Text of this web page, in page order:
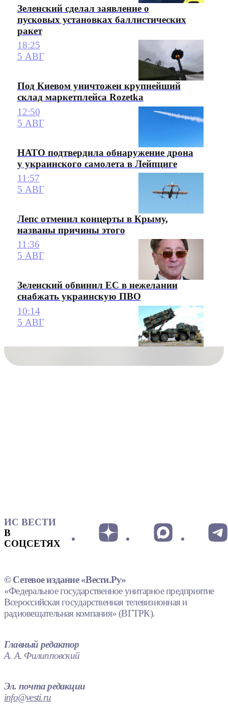
Зеленский сделал заявление о
пусковых установках баллистических
ракет
18:25
5 АВГ
Под Киевом уничтожен крупнейший
склад маркетплейса Rozetka
12:50
5 АВГ
НАТО подтвердила обнаружение дрона
у украинского самолета в Лейпциге
11:57
5 АВГ
Лепс отменил концерты в Крыму,
названы причины этого
11:36
5 АВГ
Зеленский обвинил ЕС в нежелании
снабжать украинскую ПВО
10:14
5 АВГ
ИС ВЕСТИ
В
СОЦСЕТЯХ
© Сетевое издание «Вести.Ру»
«Федеральное государственное унитарное предприятие
Всероссийская государственная телевизионная и
радиовещательная компания» (ВГТРК).
Главный редактор
А. А. Филипповский
Эл. почта редакции
info@vesti.ru